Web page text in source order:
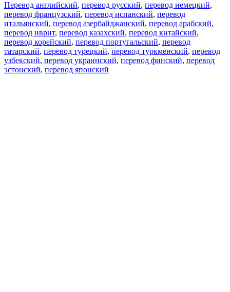
Перевод английский, перевод русский, перевод немецкий,
перевод французский, перевод испанский, перевод
итальянский, перевод азербайджанский, перевод арабский,
перевод иврит, перевод казахский, перевод китайский,
перевод корейский, перевод португальский, перевод
татарский, перевод турецкий, перевод туркменский, перевод
узбекский, перевод украинский, перевод финский, перевод
эстонский, перевод японский